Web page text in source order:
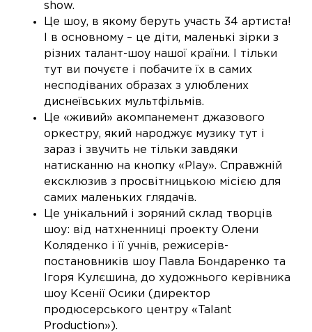
show.
Це шоу, в якому беруть участь 34 артиста!
І в основному – це діти, маленькі зірки з
різних талант-шоу нашої країни. І тільки
тут ви почуєте і побачите їх в самиx
несподіваних образаx з улюблених
диснеївських мультфільмів.
Це «живий» акомпанемент джазового
оркестру, який народжує музику тут і
зараз і звучить не тільки завдяки
натисканню на кнопку «Play». Справжній
ексклюзив з просвітницькою місією для
самих маленьких глядачів.
Це унікальний і зоряний склад творців
шоу: від натхненниці проекту Олени
Коляденко і її учнів, режисерів-
постановників шоу Павла Бондаренко та
Ігоря Кулєшина, до xудожнього керівника
шоу Ксенії Осики (директор
продюсерського центру «Talant
Production»).